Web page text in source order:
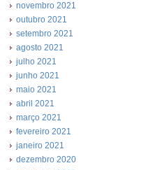
novembro 2021
outubro 2021
setembro 2021
agosto 2021
julho 2021
junho 2021
maio 2021
abril 2021
março 2021
fevereiro 2021
janeiro 2021
dezembro 2020